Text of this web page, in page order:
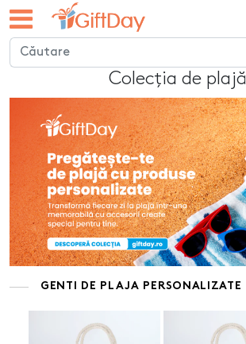
Colecția de plajă
GENTI DE PLAJA PERSONALIZATE